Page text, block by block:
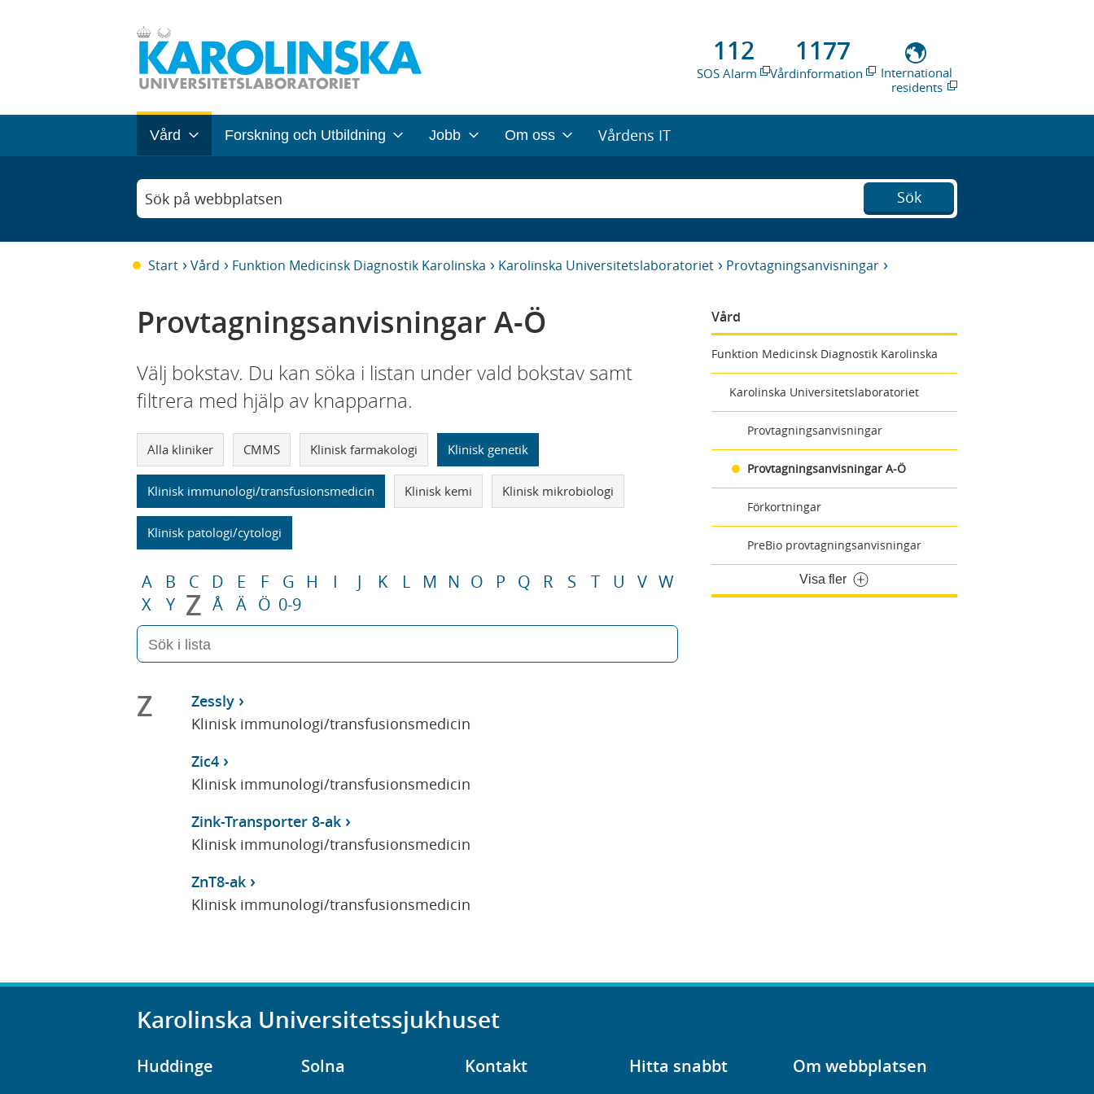
112
SOS Alarm
1177
Vårdinformation
International
residents
Vård Forskning och Utbildning Jobb Om oss Vårdens IT
Sök på webbplatsen Sök
Start Vård Funktion Medicinsk Diagnostik Karolinska Karolinska Universitetslaboratoriet Provtagningsanvisningar
Vård
Funktion Medicinsk Diagnostik Karolinska
Karolinska Universitetslaboratoriet
Provtagningsanvisningar
Provtagningsanvisningar A-Ö
Förkortningar
PreBio provtagningsanvisningar
Visa fler
Provtagningsanvisningar A-Ö
Välj bokstav. Du kan söka i listan under vald bokstav samt
filtrera med hjälp av knapparna.
Alla kliniker CMMS Klinisk farmakologi Klinisk genetik
Klinisk immunologi/transfusionsmedicin Klinisk kemi Klinisk mikrobiologi
Klinisk patologi/cytologi
A B C D E F G H I J K L M N O P Q R S T U V W
X
Y Z Å Ä Ö 0-9
Z
Zessly
Klinisk immunologi/transfusionsmedicin
Zic4
Klinisk immunologi/transfusionsmedicin
Zink-Transporter 8-ak
Klinisk immunologi/transfusionsmedicin
ZnT8-ak
Klinisk immunologi/transfusionsmedicin
Karolinska Universitetssjukhuset
Huddinge Solna Kontakt Hitta snabbt Om webbplatsen